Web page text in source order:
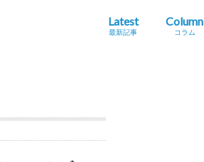
Latest
最新記事
Column
コラム